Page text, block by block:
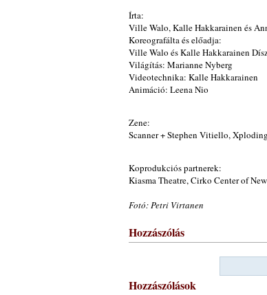
Írta:
Ville Walo, Kalle Hakkarainen és
Koreografálta és előadja:
Ville Walo és Kalle Hakkarainen
Világítás: Marianne Nyberg
Videotechnika: Kalle Hakkarainen
Animáció: Leena Nio
Zene:
Scanner + Stephen Vitiello,
Koprodukciós partnerek:
Kiasma Theatre, Cirko Center of
Fotó: Petri Virtanen
Hozzászólás
Hozzászólások